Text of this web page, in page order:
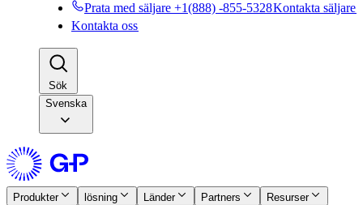
Prata med säljare +1(888) -855-5328​​Kontakta säljare​​
Kontakta oss​​
Sök​​
Svenska
Produkter​​ lösning​​ Länder​​ Partners​​
Resurser​​